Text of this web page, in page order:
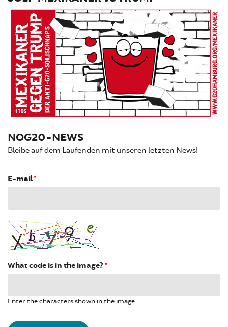
NOG20-NEWS
Bleibe auf dem Laufenden mit unseren letzten News!
E-mail*
What code is in the image? *
Enter the characters shown in the image.